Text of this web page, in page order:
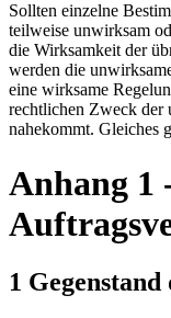
Sollten einzelne
teilweise unwirksam
die Wirksamkeit der
werden die
eine wirksame
rechtlichen Zweck der
nahekommt. Gleiches
Anhang 1
1